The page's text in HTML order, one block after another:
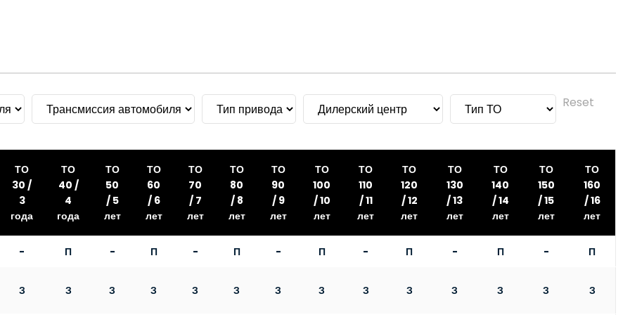
Reset
ТО
30 /
3
года
ТО
40 /
4
года
ТО
50
/ 5
лет
ТО
60
/ 6
лет
ТО
70
/ 7
лет
ТО
80
/ 8
лет
ТО
90
/ 9
лет
ТО
100
/ 10
лет
ТО
110
/ 11
лет
ТО
120
/ 12
лет
ТО
130
/ 13
лет
ТО
140
/ 14
лет
ТО
150
/ 15
лет
ТО
160
/ 16
лет
- П - П - П - П - П - П - П
З З З З З З З З З З З З З З